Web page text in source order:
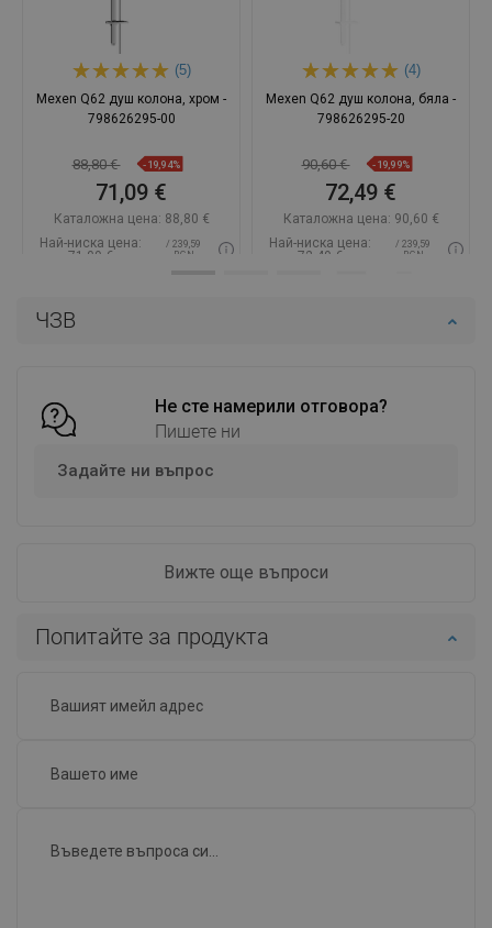
ЧЗВ
Не сте намерили отговора?
Пишете ни
Задайте ни въпрос
Вижте още въпроси
Попитайте за продукта
(5)
Mexen Q62 душ колона, хром -
798626295-00
88,80 € -19,94%
71,09 €
Каталожна цена: 88,80 €
Най-ниска цена:
71,09 €
/ 239,59
BGN
Добави в количката
(4)
Mexen Q62 душ колона, бяла -
798626295-20
90,60 € -19,99%
72,49 €
Каталожна цена: 90,60 €
Най-ниска цена:
72,49 €
/ 239,59
BGN
Добави в количката